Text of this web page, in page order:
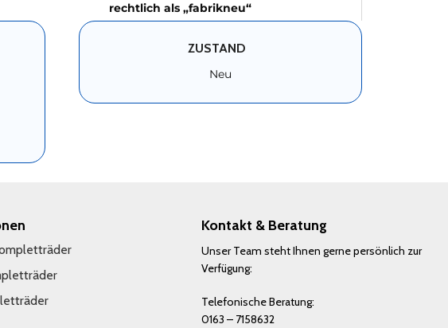
rechtlich als „fabrikneu“
ZUSTAND
Neu
Kontakt & Beratung
Unser Team steht Ihnen gerne persönlich zur
Verfügung:
Telefonische Beratung:
0163 – 7158632